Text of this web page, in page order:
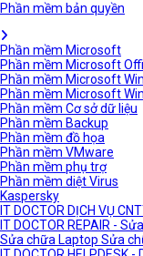
Phần mềm bản quyền
Phần mềm Microsoft
Phần mềm Microsoft
Phần mềm Microsoft
Phần mềm Microsoft
Phần mềm Cơ sở dữ liệu
Phần mềm Backup
Phần mềm đồ họa
Phần mềm VMware
Phần mềm phụ trợ
Phần mềm diệt Virus
Kaspersky
IT DOCTOR DỊCH VỤ
IT DOCTOR REPAIR -
Sửa chữa Laptop Sửa